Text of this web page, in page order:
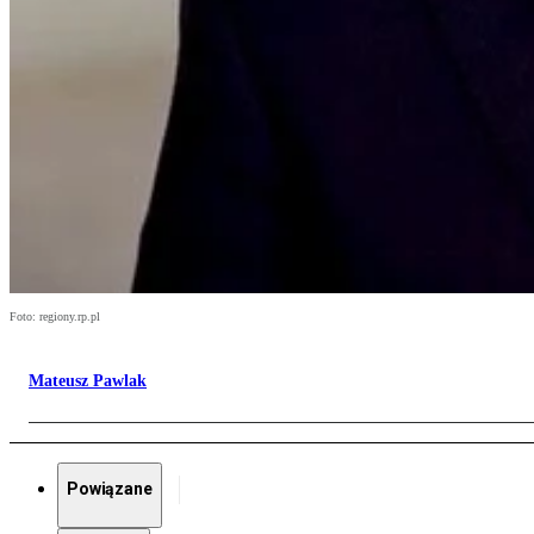
Foto: regiony.rp.pl
Mateusz Pawlak
Powiązane